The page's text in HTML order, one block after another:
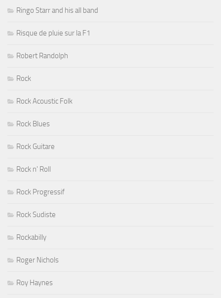
Ringo Starr and his all band
Risque de pluie sur la F1
Robert Randolph
Rock
Rock Acoustic Folk
Rock Blues
Rock Guitare
Rock n' Roll
Rock Progressif
Rock Sudiste
Rockabilly
Roger Nichols
Roy Haynes